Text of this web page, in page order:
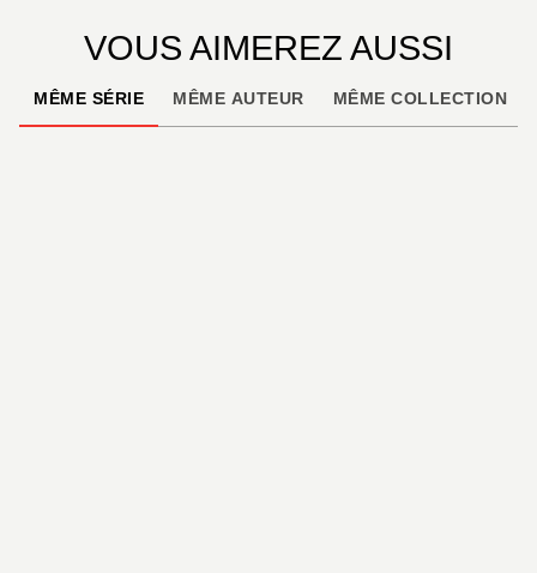
VOUS AIMEREZ AUSSI
MÊME SÉRIE MÊME AUTEUR MÊME COLLECTION